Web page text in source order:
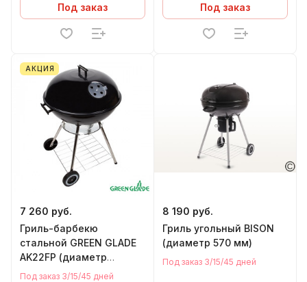
Под заказ Под заказ
АКЦИЯ
7 260 руб.
Гриль-барбекю
стальной GREEN GLADE
AK22FP (диаметр
решетки 530 мм)
Под заказ 3/15/45 дней
8 190 руб.
Гриль угольный BISON
(диаметр 570 мм)
Под заказ 3/15/45 дней